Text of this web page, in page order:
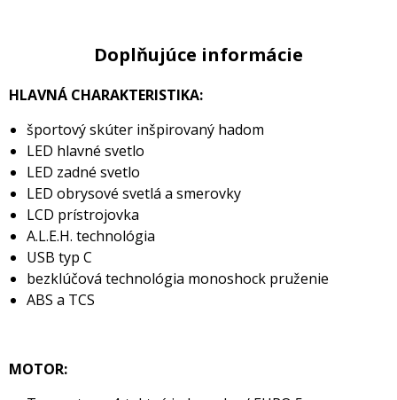
Doplňujúce informácie
HLAVNÁ CHARAKTERISTIKA:
športový skúter inšpirovaný hadom
LED hlavné svetlo
LED zadné svetlo
LED obrysové svetlá a smerovky
LCD prístrojovka
A.L.E.H. technológia
USB typ C
bezklúčová technológia monoshock pruženie
ABS a TCS
MOTOR: